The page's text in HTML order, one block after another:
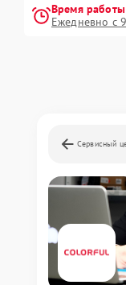
Время работы
Ежедневно с
Сервисный